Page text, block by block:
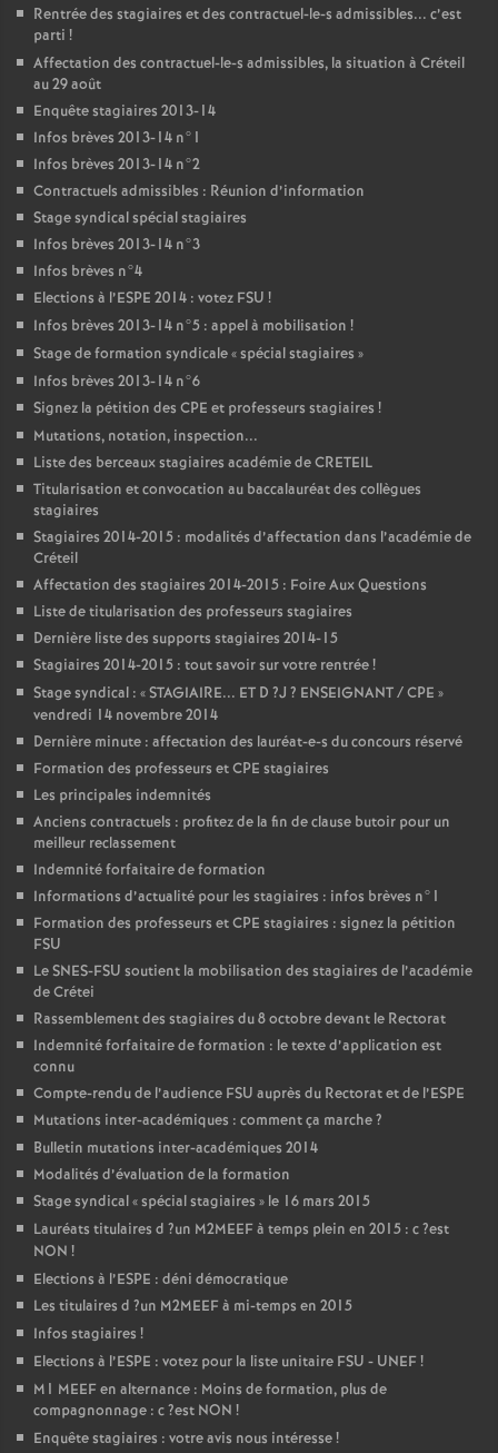
Rentrée des stagiaires et des contractuel-le-s admissibles... c’est
parti !
Affectation des contractuel-le-s admissibles, la situation à Créteil
au 29 août
Enquête stagiaires 2013-14
Infos brèves 2013-14 n°1
Infos brèves 2013-14 n°2
Contractuels admissibles : Réunion d’information
Stage syndical spécial stagiaires
Infos brèves 2013-14 n°3
Infos brèves n°4
Elections à l’ESPE 2014 : votez FSU !
Infos brèves 2013-14 n°5 : appel à mobilisation !
Stage de formation syndicale «spécial stagiaires »
Infos brèves 2013-14 n°6
Signez la pétition des CPE et professeurs stagiaires !
Mutations, notation, inspection...
Liste des berceaux stagiaires académie deCRETEIL
Titularisation et convocation au baccalauréat des collègues
stagiaires
Stagiaires 2014-2015 : modalités d’affectation dans l’académie de
Créteil
Affectation des stagiaires 2014-2015 : Foire Aux Questions
Liste de titularisation des professeurs stagiaires
Dernière liste des supports stagiaires 2014-15
Stagiaires 2014-2015 : tout savoir sur votre rentrée!
Stage syndical : «STAGIAIRE... ET D ?J ? ENSEIGNANT/CPE »
vendredi 14 novembre 2014
Dernière minute : affectation des lauréat-e-s du concours réservé
Formation des professeurs etCPE stagiaires
Les principales indemnités
Anciens contractuels : profitez de la fin de clause butoir pour un
meilleur reclassement
Indemnité forfaitaire de formation
Informations d’actualité pour les stagiaires : infos brèves n°1
Formation des professeurs etCPE stagiaires : signez la pétition
FSU
LeSNES-FSU soutient la mobilisation des stagiaires de l’académie
de Crétei
Rassemblement des stagiaires du 8 octobre devant le Rectorat
Indemnité forfaitaire de formation : le texte d’application est
connu
Compte-rendu de l’audience FSU auprès du Rectorat et de l’ESPE
Mutations inter-académiques : comment ça marche?
Bulletin mutations inter-académiques 2014
Modalités d’évaluation de la formation
Stage syndical «spécial stagiaires » le 16 mars 2015
Lauréats titulaires d ?un M2MEEFà temps plein en 2015 : c?est
NON !
Elections à l’ESPE : déni démocratique
Les titulaires d ?un M2MEEFà mi-temps en 2015
Infos stagiaires !
Elections à l’ESPE : votez pour la liste unitaire FSU - UNEF!
M1 MEEFen alternance : Moins de formation, plus de
compagnonnage : c?est NON !
Enquête stagiaires : votre avis nous intéresse!